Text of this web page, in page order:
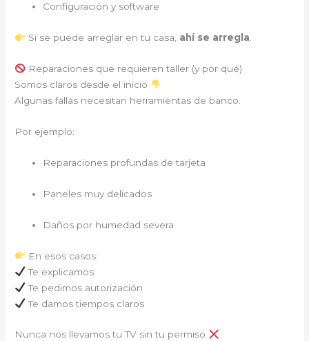
Configuración y software
Si se puede arreglar en tu casa, ahí se arregla.
Reparaciones que requieren taller (y por qué)
Somos claros desde el inicio
Algunas fallas necesitan herramientas de banco.
Por ejemplo:
Reparaciones profundas de tarjeta
Paneles muy delicados
Daños por humedad severa
En esos casos:
Te explicamos
Te pedimos autorización
Te damos tiempos claros
Nunca nos llevamos tu TV sin tu permiso